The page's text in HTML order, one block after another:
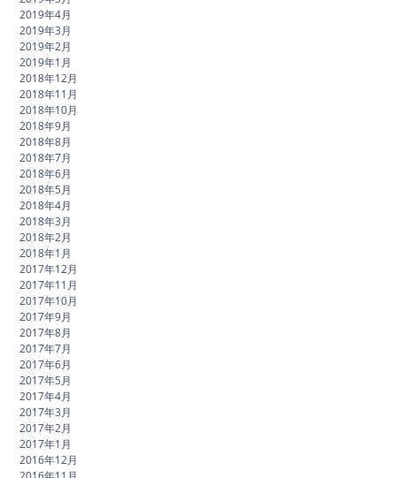
2019年4月
2019年3月
2019年2月
2019年1月
2018年12月
2018年11月
2018年10月
2018年9月
2018年8月
2018年7月
2018年6月
2018年5月
2018年4月
2018年3月
2018年2月
2018年1月
2017年12月
2017年11月
2017年10月
2017年9月
2017年8月
2017年7月
2017年6月
2017年5月
2017年4月
2017年3月
2017年2月
2017年1月
2016年12月